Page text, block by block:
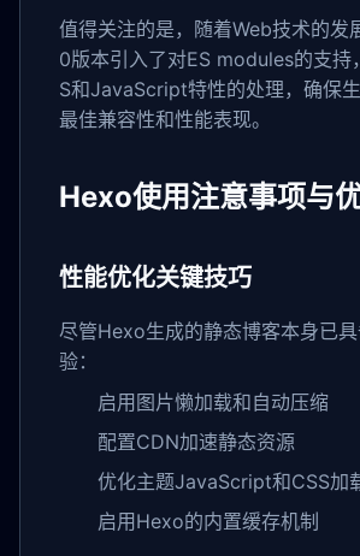
值得关注的是，随着Web技术的
0版本引入了对ES modules的支
S和JavaScript特性的处理，确保
最佳兼容性和性能表现。
Hexo使用注意事项与
性能优化关键技巧
尽管Hexo生成的静态博客本身已
验：
启用图片懒加载和自动压缩
配置CDN加速静态资源
优化主题JavaScript和CSS加
启用Hexo的内置缓存机制